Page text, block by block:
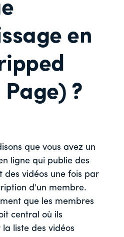
en
?
que vous avez un
ligne qui publie des
des vidéos une fois par
d'un membre.
que les membres
central où ils
liste des vidéos